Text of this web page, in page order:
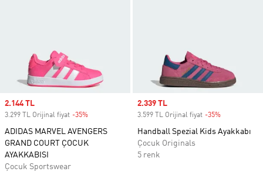
Sale price
2.144 TL
3.299 TL Orijinal fiyat -35%
ADIDAS MARVEL AVENGERS
GRAND COURT ÇOCUK
AYAKKABISI
Çocuk Sportswear
Sale price
2.339 TL
3.599 TL Orijinal fiyat -35%
Handball Spezial Kids Ayakkabı
Çocuk Originals
5 renk